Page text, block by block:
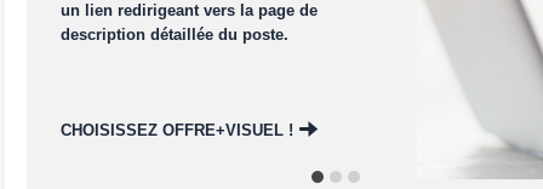
un lien redirigeant vers la page de
description détaillée du poste.
CHOISISSEZ OFFRE+VISUEL !